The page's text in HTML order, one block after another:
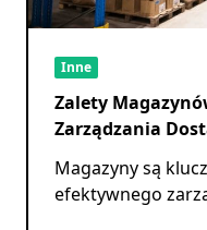
Inne
Zalety
Zarządzania
Magazyny są
efektywnego